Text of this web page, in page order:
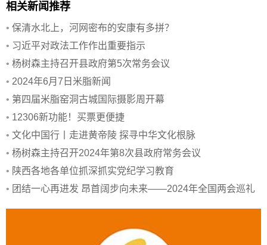
相关新闻推荐
• 保清水北上，河网密布的安康有多拼？
• 习近平对政法工作作出重要指示
• 杨树森主持召开县政府第5次常务会议
• 2024年6月7日米脂新闻
• 第四届米脂窑洞古城国际摄影周开幕
• 12306新功能！买票更便捷
• 文化中国行丨走进黄帝陵 探寻中华文化根脉
• 杨树森主持召开2024年第8次县政府常务会议
• 陕西各地各单位抓深抓实党纪学习教育
• 团结一心再进发 昂首阔步向未来——2024年全国两会巡礼